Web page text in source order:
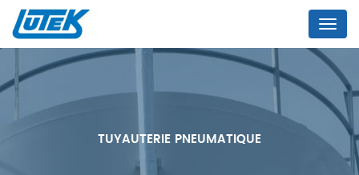
Menu
TUYAUTERIE PNEUMATIQUE